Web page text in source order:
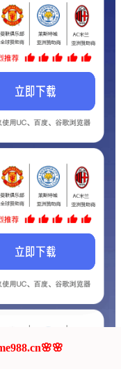
啦...
设.
站.